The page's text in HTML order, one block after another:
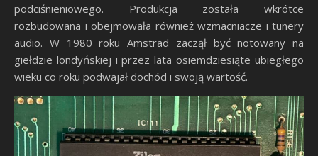
podciśnieniowego. Produkcja została wkrótce
rozbudowana i obejmowała również wzmacniacze i tunery
audio. W 1980 roku Amstrad zaczął być notowany na
giełdzie londyńskiej i przez lata osiemdziesiąte ubiegłego
wieku co roku podwajał dochód i swoją wartość.